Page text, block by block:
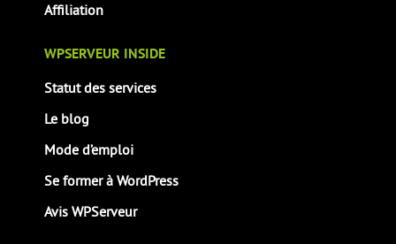
Affiliation
WPSERVEUR INSIDE
Statut des services
Le blog
Mode d’emploi
Se former à WordPress
Avis WPServeur